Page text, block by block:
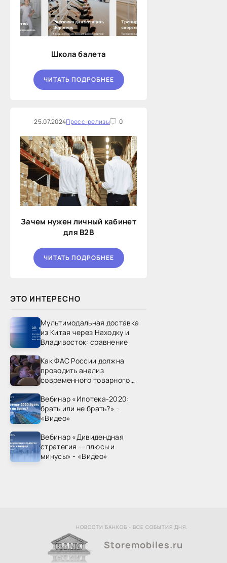
Школа балета
ЧИТАТЬ ПОДРОБНЕЕ
25.07.2024Пресс-релизы 0
Зачем нужен личный кабинет
для B2B
ЧИТАТЬ ПОДРОБНЕЕ
ЭТО ИНТЕРЕСНО
Мультимодальная доставка
из Китая через Находку и
Владивосток: сравнение
Как ФАС России должна
проводить анализ
современного товарного
России»
Вебинар «Ипотека-2020:
брать или не брать?» -
«Видео»
Вебинар «Дивидендная
стратегия — плюсы и
минусы» - «Видео»
Storemobiles.ru
НОВОСТИ БАНКОВ - ВСЕ СОБЫТИЯ ДНЯ.